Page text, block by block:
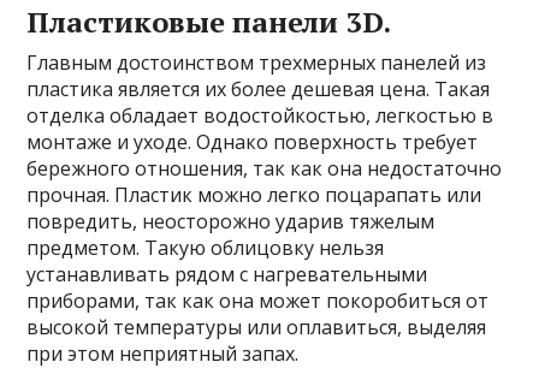
Пластиковые панели 3D.
Главным достоинством трехмерных панелей из
пластика является их более дешевая цена. Такая
отделка обладает водостойкостью, легкостью в
монтаже и уходе. Однако поверхность требует
бережного отношения, так как она недостаточно
прочная. Пластик можно легко поцарапать или
повредить, неосторожно ударив тяжелым
предметом. Такую облицовку нельзя
устанавливать рядом с нагревательными
приборами, так как она может покоробиться от
высокой температуры или оплавиться, выделяя
при этом неприятный запах.